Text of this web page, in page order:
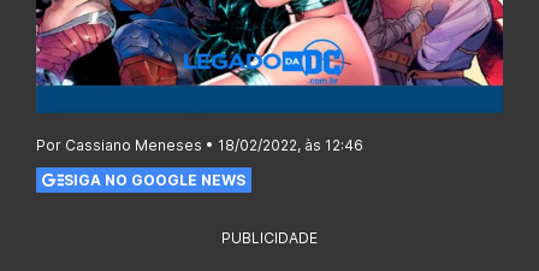
Por Cassiano Meneses • 18/02/2022, às 12:46
SIGA NO GOOGLE NEWS
PUBLICIDADE